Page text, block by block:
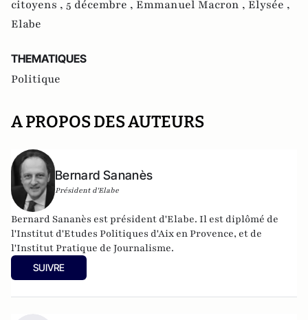
citoyens , 5 décembre , Emmanuel Macron , Elysée ,
Elabe
THEMATIQUES
Politique
A PROPOS DES AUTEURS
Bernard Sananès
Président d'Elabe
Bernard Sananès est président d'Elabe. Il est diplômé de
l'Institut d'Etudes Politiques d'Aix en Provence, et de
l'Institut Pratique de Journalisme.
SUIVRE